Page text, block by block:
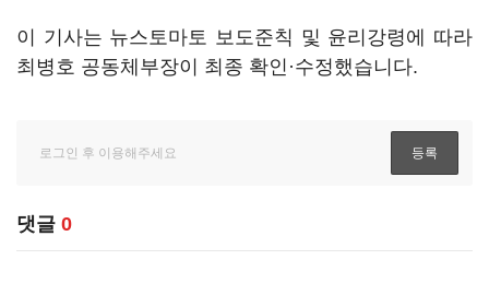
이 기사는 뉴스토마토 보도준칙 및 윤리강령에 따라
최병호 공동체부장이 최종 확인·수정했습니다.
댓글 0